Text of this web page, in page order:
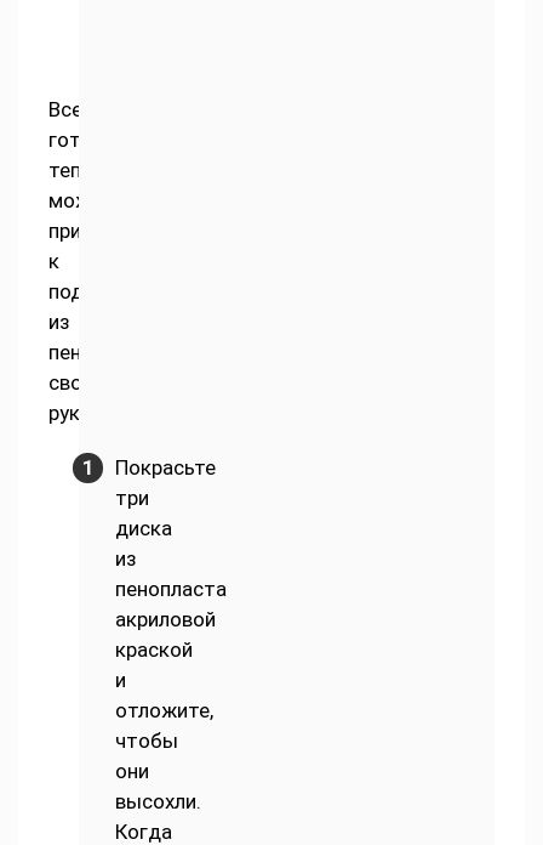
Все
готово,
теперь
можно
приступать
к
поделкам
из
пенопласта
своими
руками.
Покрасьте
три
диска
из
пенопласта
акриловой
краской
и
отложите,
чтобы
они
высохли.
Когда